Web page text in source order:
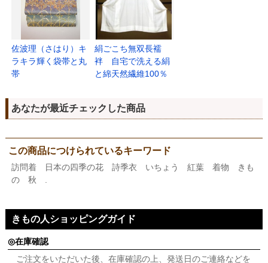
佐波理（さはり）キ
ラキラ輝く袋帯と丸
帯
絹ごこち無双長襦
袢 自宅で洗える絹
と綿天然繊維100％
あなたが最近チェックした商品
この商品につけられているキーワード
訪問着 日本の四季の花 詩季衣 いちょう 紅葉 着物 きも
の 秋 .
きもの人ショッピングガイド
在庫確認
ご注文をいただいた後、在庫確認の上、発送日のご連絡などを